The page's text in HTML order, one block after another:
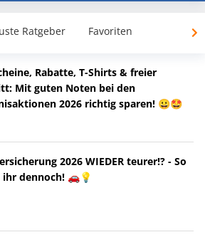
Ratgeber Favoriten
Rabatte, T-Shirts & freier
Mit guten Noten bei den
2026 richtig sparen! 😀🤩
2026 WIEDER teurer!? - So
dennoch! 🚗💡